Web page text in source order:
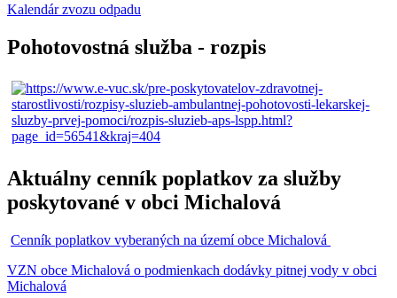
Kalendár zvozu odpadu
Pohotovostná služba - rozpis
Aktuálny cenník poplatkov za služby
poskytované v obci Michalová
Cenník poplatkov vyberaných na území obce Michalová
VZN obce Michalová o podmienkach dodávky pitnej vody v obci
Michalová